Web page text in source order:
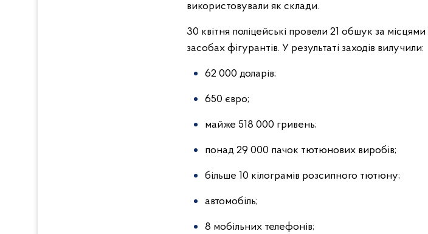
використовували як склади.
30 квітня поліцейські провели 21 обшук за
засобах фігурантів. У результаті заходів вилучили:
62 000 доларів;
650 євро;
майже 518 000 гривень;
понад 29 000 пачок тютюнових виробів;
більше 10 кілограмів розсипного тютюну;
автомобіль;
8 мобільних телефонів;